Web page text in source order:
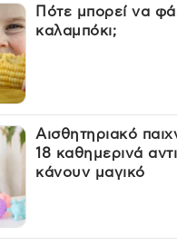
Πότε μπορεί να
καλαμπόκι;
Αισθητηριακό
18 καθημερινά
κάνουν μαγικό